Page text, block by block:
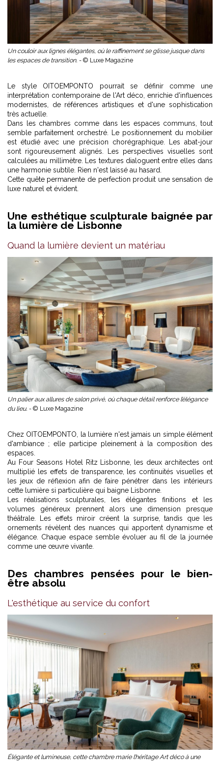
Un couloir aux lignes élégantes, où le raffinement se glisse jusque dans
les espaces de transition. - © Luxe Magazine
Le style OITOEMPONTO pourrait se définir comme une
interprétation contemporaine de l'Art déco, enrichie d'influences
modernistes, de références artistiques et d'une sophistication
très actuelle.
Dans les chambres comme dans les espaces communs, tout
semble parfaitement orchestré. Le positionnement du mobilier
est étudié avec une précision chorégraphique. Les abat-jour
sont rigoureusement alignés. Les perspectives visuelles sont
calculées au millimètre. Les textures dialoguent entre elles dans
une harmonie subtile. Rien n'est laissé au hasard.
Cette quête permanente de perfection produit une sensation de
luxe naturel et évident.
Une esthétique sculpturale baignée par
la lumière de Lisbonne
Quand la lumière devient un matériau
Un palier aux allures de salon privé, où chaque détail renforce l’élégance
du lieu. - © Luxe Magazine
Chez OITOEMPONTO, la lumière n'est jamais un simple élément
d'ambiance ; elle participe pleinement à la composition des
espaces.
Au Four Seasons Hotel Ritz Lisbonne, les deux architectes ont
multiplié les effets de transparence, les continuités visuelles et
les jeux de réflexion afin de faire pénétrer dans les intérieurs
cette lumière si particulière qui baigne Lisbonne.
Les réalisations sculpturales, les élégantes finitions et les
volumes généreux prennent alors une dimension presque
théâtrale. Les effets miroir créent la surprise, tandis que les
ornements révèlent des nuances qui apportent dynamisme et
élégance. Chaque espace semble évoluer au fil de la journée
comme une œuvre vivante.
Des chambres pensées pour le bien-
être absolu
L'esthétique au service du confort
Élégante et lumineuse, cette chambre marie l’héritage Art déco à une